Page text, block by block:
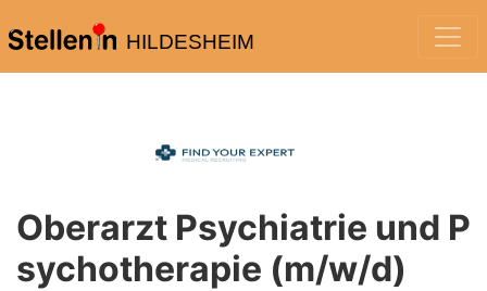
HILDESHEIM
Oberarzt Psychiatrie und P
sychotherapie (m/w/d)